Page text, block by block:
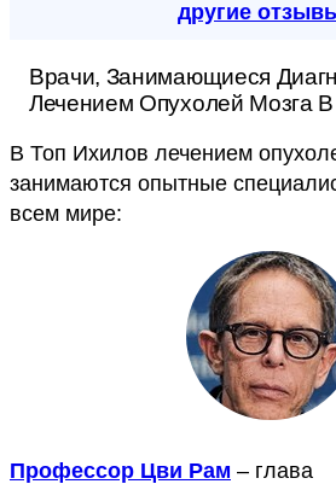
другие
Врачи, Занимающиеся
Лечением Опухолей Мозга
В Топ Ихилов лечением
занимаются опытные
всем мире:
Профессор Цви Рам – глава